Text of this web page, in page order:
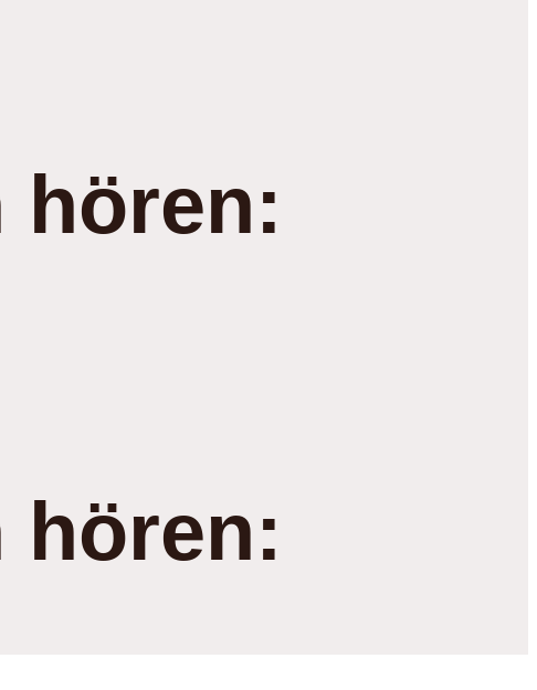
hören:
hören: